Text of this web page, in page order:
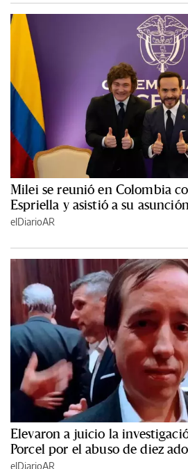
Milei se reunió en Colombia
Espriella y asistió a su
elDiarioAR
Elevaron a juicio la
Porcel por el abuso de diez
elDiarioAR